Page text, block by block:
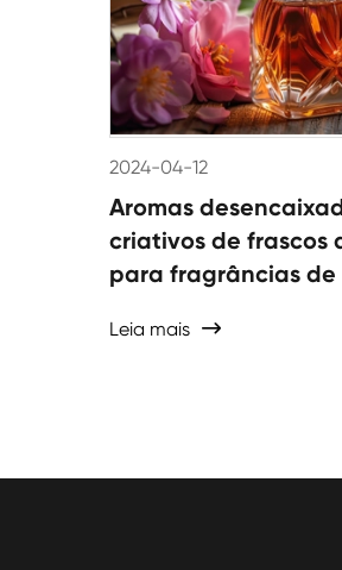
2024-04-12
Aromas
criativos de frascos
para fragrâncias de
Leia mais 